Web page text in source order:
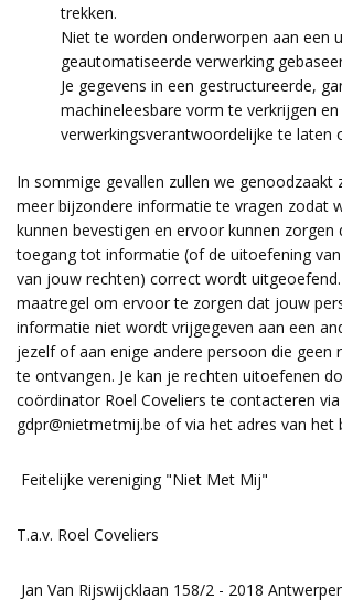
trekken.
Niet te worden onderworpen aan een
geautomatiseerde verwerking
Je gegevens in een gestructureerde,
machineleesbare vorm te verkrijgen
verwerkingsverantwoordelijke te laten
In sommige gevallen zullen we genoodzaakt
meer bijzondere informatie te vragen zodat
kunnen bevestigen en ervoor kunnen
toegang tot informatie (of de uitoefening
van jouw rechten) correct wordt
maatregel om ervoor te zorgen dat jouw
informatie niet wordt vrijgegeven aan een
jezelf of aan enige andere persoon die geen
te ontvangen. Je kan je rechten uitoefenen
coördinator Roel Coveliers te contacteren via
gdpr@nietmetmij.be of via het adres van het
Feitelijke vereniging "Niet Met Mij"
T.a.v. Roel Coveliers
Jan Van Rijswijcklaan 158/2 - 2018